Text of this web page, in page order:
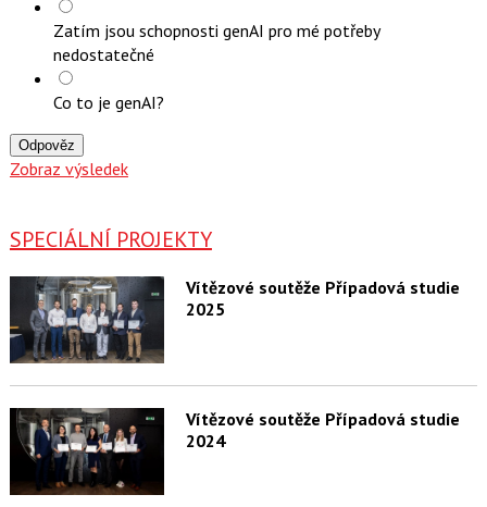
Zatím jsou schopnosti genAI pro mé potřeby
nedostatečné
Co to je genAI?
Odpověz
Zobraz výsledek
SPECIÁLNÍ PROJEKTY
Vítězové soutěže Případová studie
2025
Vítězové soutěže Případová studie
2024